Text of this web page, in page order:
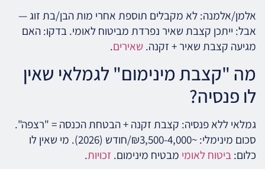
אלמן/אלמנה: לא מקבלים תוספת אחרי מות הבן/בת זוג —
אבל: ייתכן קצבת שאיר נפרדת מביטוח לאומי. בדקו: האם
מגיעה קצבת שאיר + זקנה. שאירים.
מה "קצבת מינימום" לגמלאי שאין
לו פנסיה?
גמלאי ללא פנסיה: קצבת זקנה + הבטחת הכנסה = "רצפה".
סכום מינימלי: ~₪3,500-4,000/חודש (2026). מי שאין לו
כלום:ביטוח לאומי מבטיח מינימום. זכויות.